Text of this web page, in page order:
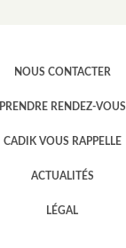
NOUS CONTACTER
PRENDRE RENDEZ-VOUS
CADIK VOUS RAPPELLE
ACTUALITÉS
LÉGAL